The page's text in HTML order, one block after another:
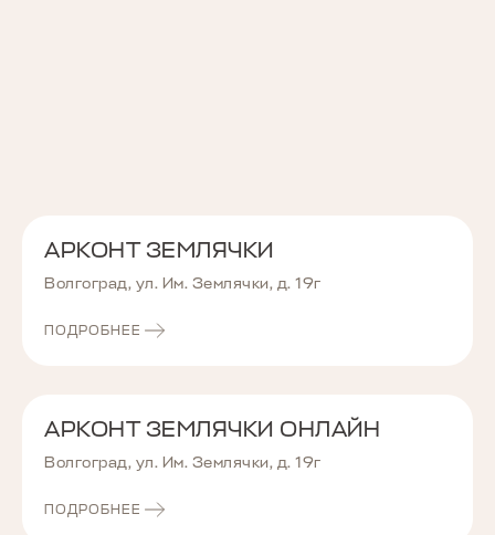
АРКОНТ ЗЕМЛЯЧКИ
Волгоград, ул. Им. Землячки, д. 19г
ПОДРОБНЕЕ
АРКОНТ ЗЕМЛЯЧКИ ОНЛАЙН
Волгоград, ул. Им. Землячки, д. 19г
ПОДРОБНЕЕ